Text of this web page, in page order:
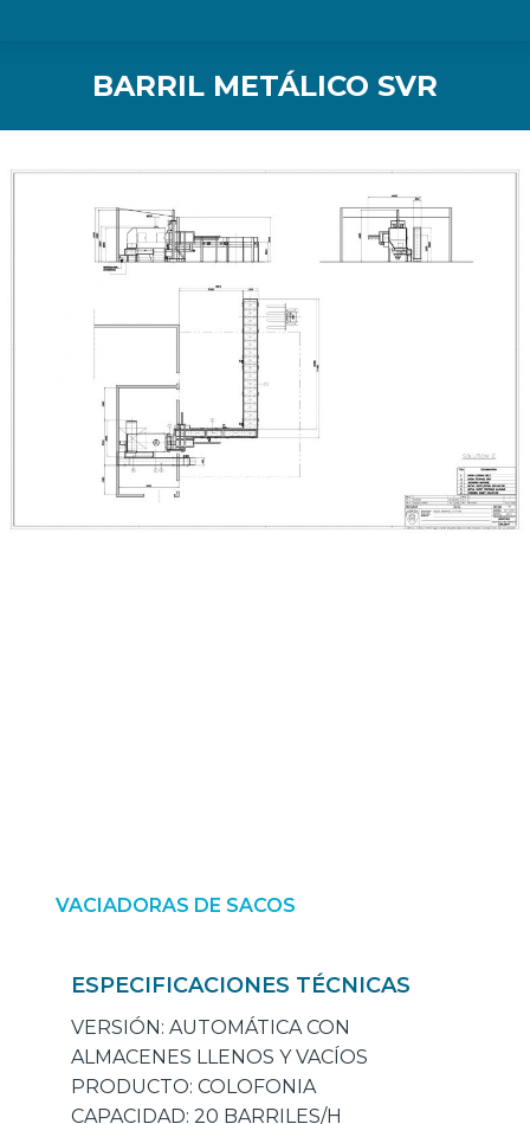
BARRIL METÁLICO SVR
VACIADORAS DE SACOS
ESPECIFICACIONES TÉCNICAS
VERSIÓN: AUTOMÁTICA CON
ALMACENES LLENOS Y VACÍOS
PRODUCTO: COLOFONIA
CAPACIDAD: 20 BARRILES/H